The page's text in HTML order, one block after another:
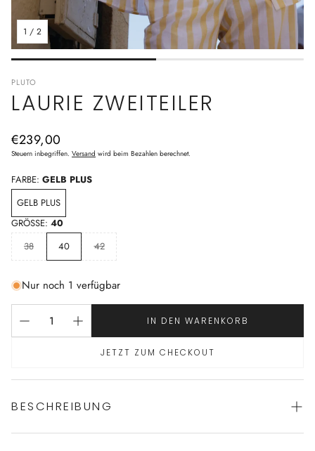
1 / 2
PLUTO
LAURIE ZWEITEILER
Normaler
Preis
€239,00
Steuern inbegriffen. Versand wird beim Bezahlen berechnet.
FARBE: GELB PLUS
GELB PLUS
GRÖSSE: 40
38
40 42
Nur noch 1 verfügbar
IN DEN WARENKORB
JETZT ZUM CHECKOUT
BESCHREIBUNG